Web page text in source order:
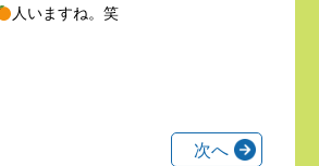
人いますね。笑
次へ